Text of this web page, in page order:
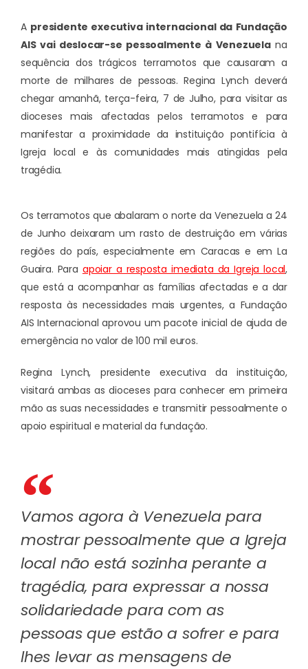
A presidente executiva internacional da Fundação
AIS vai deslocar-se pessoalmente à Venezuelana
sequência dos trágicos terramotos que causaram a
morte de milhares de pessoas. Regina Lynch deverá
chegar amanhã, terça-feira, 7 de Julho, para visitar as
dioceses mais afectadas pelos terramotos e para
manifestar a proximidade da instituição pontifícia à
Igreja local e às comunidades mais atingidas pela
tragédia.
Os terramotos que abalaram o norte da Venezuela a 24
de Junho deixaram um rasto de destruição em várias
regiões do país, especialmente em Caracas e em La
Guaira. Para apoiar a resposta imediata da Igreja local,
que está a acompanhar as famílias afectadas e a dar
resposta às necessidades mais urgentes, a Fundação
AIS Internacional aprovou um pacote inicial de ajuda de
emergência no valor de 100 mil euros.
Regina Lynch, presidente executiva da instituição,
visitará ambas as dioceses para conhecer em primeira
mão as suas necessidades e transmitir pessoalmente o
apoio espiritual e material da fundação.
Vamos agora à Venezuela para
mostrar pessoalmente que a Igreja
local não está sozinha perante a
tragédia, para expressar a nossa
solidariedade para com as
pessoas que estão a sofrer e para
lhes levar as mensagens de